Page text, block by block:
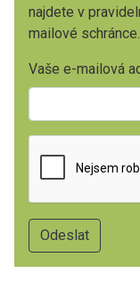
najdete v
mailové
Vaše e-mailová